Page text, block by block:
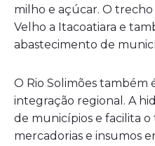
milho e açúcar. O
Velho a Itacoatiara e
abastecimento de
O Rio Solimões também
integração regional. A
de municípios e facilita o
mercadorias e insumos